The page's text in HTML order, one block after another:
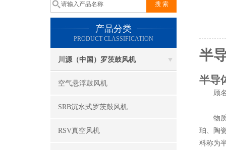
产品分类
PRODUCT CLASSIFICATION
川源（中国）罗茨鼓风机
空气悬浮鼓风机
SRB沉水式罗茨鼓风机
RSV真空风机
半
半导
顾名
物质
珀、陶
料称为